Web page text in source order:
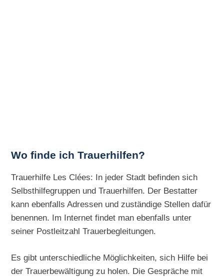
Wo finde ich Trauerhilfen?
Trauerhilfe Les Clées: In jeder Stadt befinden sich
Selbsthilfegruppen und Trauerhilfen. Der Bestatter
kann ebenfalls Adressen und zuständige Stellen dafür
benennen. Im Internet findet man ebenfalls unter
seiner Postleitzahl Trauerbegleitungen.
Es gibt unterschiedliche Möglichkeiten, sich Hilfe bei
der Trauerbewältigung zu holen. Die Gespräche mit